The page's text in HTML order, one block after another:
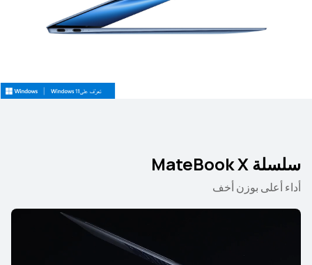
سلسلة MateBook X
أداء أعلى بوزن أخف